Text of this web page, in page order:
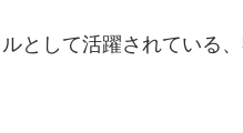
として活躍されている